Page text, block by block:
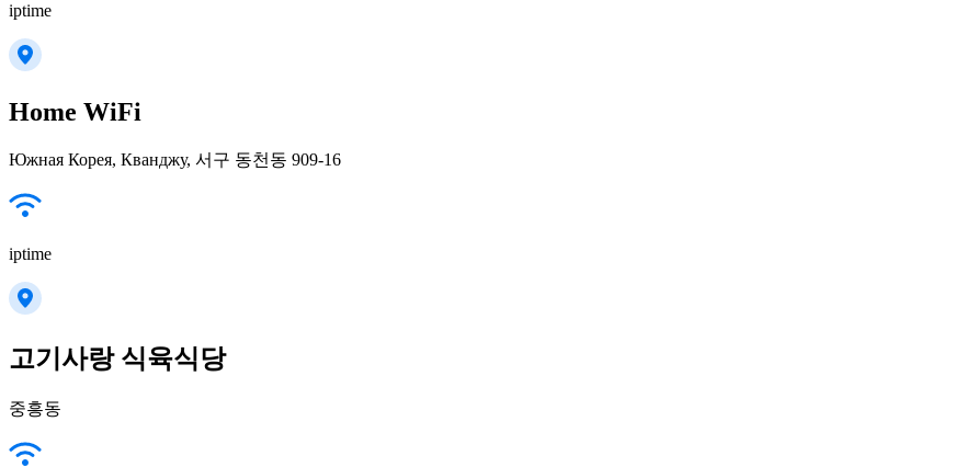
iptime
Home WiFi
Южная Корея, Кванджу, 서구 동천동 909-16
iptime
고기사랑 식육식당
중흥동